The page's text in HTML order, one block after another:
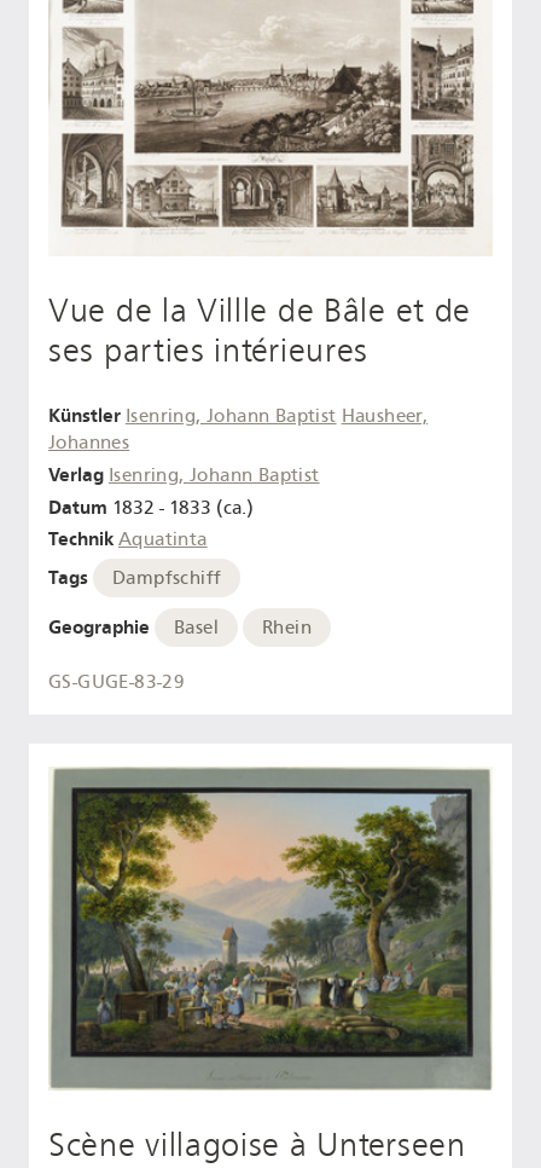
Vue de la Villle de Bâle et de
ses parties intérieures
Künstler Isenring, Johann Baptist Hausheer,
Johannes
Verlag Isenring, Johann Baptist
Datum 1832 - 1833 (ca.)
Technik Aquatinta
Tags Dampfschiff
Geographie Basel Rhein
GS-GUGE-83-29
Scène villagoise à Unterseen